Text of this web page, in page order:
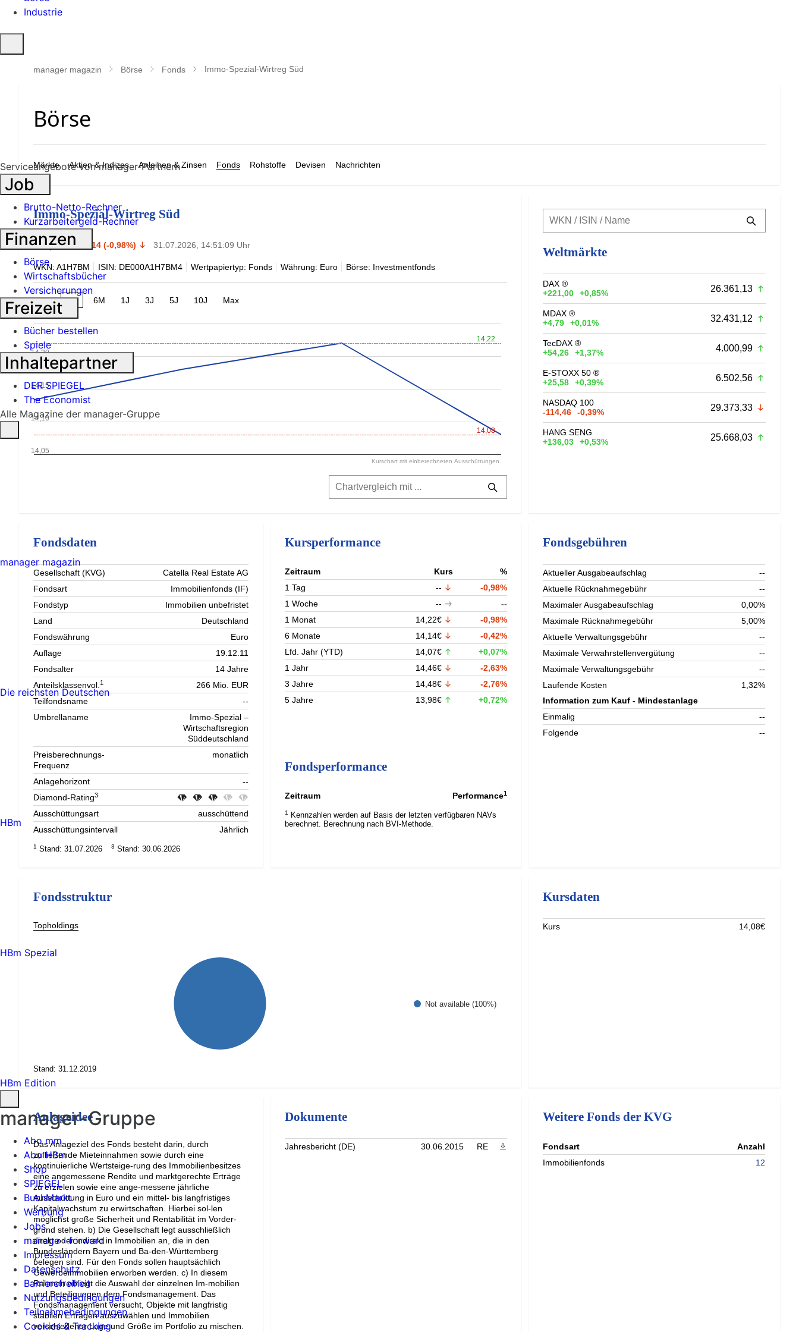
Industrie
öffnen
manager magazin Börse Fonds Immo-Spezial-Wirtreg Süd
Märkte Aktien & Indizes Anleihen & Zinsen Fonds Rohstoffe Devisen Nachrichten
Immo-Spezial-Wirtreg Süd
14,08 € -0,14 (-0,98%) 31.07.2026, 14:51:09 Uhr
WKN: A1H7BM ISIN: DE000A1H7BM4 Wertpapiertyp: Fonds Währung: Euro Börse: Investmentfonds
1M 3M 6M 1J 3J 5J 10J Max
14,22
14,08
14,05
14,10
14,15
14,20
Kurschart mit einberechneten Ausschüttungen.
Weltmärkte
DAX ®
+221,00
+0,85% 26.361,13
MDAX ®
+4,79
+0,01% 32.431,12
TecDAX ®
+54,26
+1,37% 4.000,99
E-STOXX 50 ®
+25,58
+0,39% 6.502,56
NASDAQ 100
-114,46
-0,39% 29.373,33
HANG SENG
+136,03
+0,53% 25.668,03
Fondsdaten
Gesellschaft (KVG)
Catella Real Estate AG
Fondsart
Immobilienfonds (IF)
Fondstyp
Immobilien unbefristet
Land
Deutschland
Fondswährung
Euro
Auflage
19.12.11
Fondsalter
14 Jahre
Anteilsklassenvol.1
266 Mio. EUR
Teilfondsname
--
Umbrellaname
Immo-Spezial –
Wirtschaftsregion
Süddeutschland
Preisberechnungs-
Frequenz
monatlich
Anlagehorizont
--
Diamond-Rating3
Ausschüttungsart
ausschüttend
Ausschüttungsintervall
Jährlich
1 Stand: 31.07.2026 3 Stand: 30.06.2026
Kursperformance
Zeitraum Kurs
%
1 Tag
--
-0,98%
1 Woche
--
--
1 Monat
14,22€
-0,98%
6 Monate
14,14€
-0,42%
Lfd. Jahr (YTD)
14,07€
+0,07%
1 Jahr
14,46€
-2,63%
3 Jahre
14,48€
-2,76%
5 Jahre
13,98€ +0,72%
Fondsperformance
Zeitraum Performance1
1
Kennzahlen werden auf Basis der letzten verfügbaren NAVs
berechnet. Berechnung nach BVI-Methode.
Fondsgebühren
Aktueller Ausgabeaufschlag
--
Aktuelle Rücknahmegebühr
--
Maximaler Ausgabeaufschlag
0,00%
Maximale Rücknahmegebühr
5,00%
Aktuelle Verwaltungsgebühr
--
Maximale Verwahrstellenvergütung
--
Maximale Verwaltungsgebühr
--
Laufende Kosten
1,32%
Information zum Kauf - Mindestanlage
Einmalig
--
Folgende
--
Fondsstruktur
Topholdings
Not available (100%)
Stand: 31.12.2019
Kursdaten
Kurs 14,08€
Anlageidee
Das Anlageziel des Fonds besteht darin, durch
zufließende Mieteinnahmen sowie durch eine
kontinuierliche Wertsteige-rung des Immobilienbesitzes
eine angemessene Rendite und marktgerechte Erträge
zu erzielen sowie eine ange-messene jährliche
Ausschüttung in Euro und ein mittel- bis langfristiges
Kapitalwachstum zu erwirtschaften. Hierbei sol-len
möglichst große Sicherheit und Rentabilität im Vorder-
grund stehen. b) Die Gesellschaft legt ausschließlich
direkt oder indirekt in Immobilien an, die in den
Bundesländern Bayern und Ba-den-Württemberg
belegen sind. Für den Fonds sollen hauptsächlich
Gewerbeimmobilien erworben werden. c) In diesem
Rahmen obliegt die Auswahl der einzelnen Im-mobilien
und Beteiligungen dem Fondsmanagement. Das
Fondsmanagement versucht, Objekte mit langfristig
stabilen Erträgen auszuwählen und Immobilien
verschiedener Lage und Größe im Portfolio zu mischen.
Dokumente
Jahresbericht (DE) 30.06.2015 RE PDF herunterladen
Weitere Fonds der KVG
Fondsart
Anzahl
Immobilienfonds
12
Serviceangebote von manager-Partnern
Job
Brutto-Netto-Rechner
Kurzarbeitergeld-Rechner
Finanzen
Börse
Wirtschaftsbücher
Versicherungen
Freizeit
Bücher bestellen
Spiele
Inhaltepartner
DER SPIEGEL
The Economist
Alle Magazine der manager-Gruppe
manager magazin
Die reichsten Deutschen
HBm
HBm Spezial
HBm Edition
manager-Gruppe
Abo mm
Abo HBm
Shop
SPIEGEL
BuchMarkt
Werbung
Jobs
manage › forward
Impressum
Datenschutz
Barrierefreiheit
Nutzungsbedingungen
Teilnahmebedingungen
Cookies & Tracking